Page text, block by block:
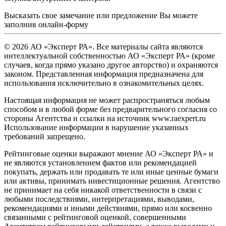
Высказать свое замечание или предложение Вы можете
заполнив онлайн-форму
© 2026 АО «Эксперт РА». Все материалы сайта являются
интеллектуальной собственностью АО «Эксперт РА» (кроме
случаев, когда прямо указано другое авторство) и охраняются
законом. Представленная информация предназначена для
использования исключительно в ознакомительных целях.
Настоящая информация не может распространяться любым
способом и в любой форме без предварительного согласия со
стороны Агентства и ссылки на источник www.raexpert.ru
Использование информации в нарушение указанных
требований запрещено.
Рейтинговые оценки выражают мнение АО «Эксперт РА» и
не являются установлением фактов или рекомендацией
покупать, держать или продавать те или иные ценные бумаги
или активы, принимать инвестиционные решения. Агентство
не принимает на себя никакой ответственности в связи с
любыми последствиями, интерпретациями, выводами,
рекомендациями и иными действиями, прямо или косвенно
связанными с рейтинговой оценкой, совершенными